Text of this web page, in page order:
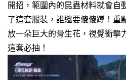
開招，範圍內的昆蟲材料就會自
了這套服裝，誰還要傻傻蹲！重
放一朵巨大的骨生花，視覺衝擊
這套必抽！